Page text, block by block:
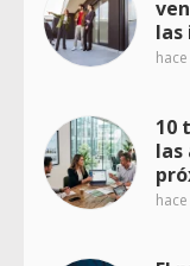
las
10
las